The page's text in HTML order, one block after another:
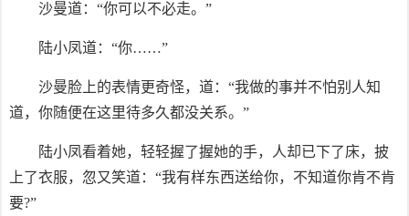
沙曼道：“你可以不必走。”
陆小凤道：“你……”
沙曼脸上的表情更奇怪，道：“我做的事并不怕别人知
道，你随便在这里待多久都没关系。”
陆小凤看着她，轻轻握了握她的手，人却已下了床，披
上了衣服，忽又笑道：“我有样东西送给你，不知道你肯不肯
要?”